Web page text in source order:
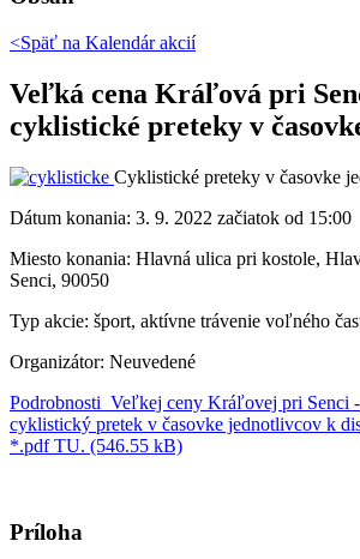
<Späť na Kalendár akcií
Veľká cena Kráľová pri
cyklistické preteky v
Cyklistické preteky v časovke
Dátum konania: 3. 9. 2022 začiatok od 15:00
Miesto konania: Hlavná ulica pri kostole,
Senci, 90050
Typ akcie: šport, aktívne trávenie voľného
Organizátor: Neuvedené
Podrobnosti Veľkej ceny Kráľovej pri Senci -
cyklistický pretek v časovke jednotlivcov k
*.pdf TU. (546.55 kB)
Príloha